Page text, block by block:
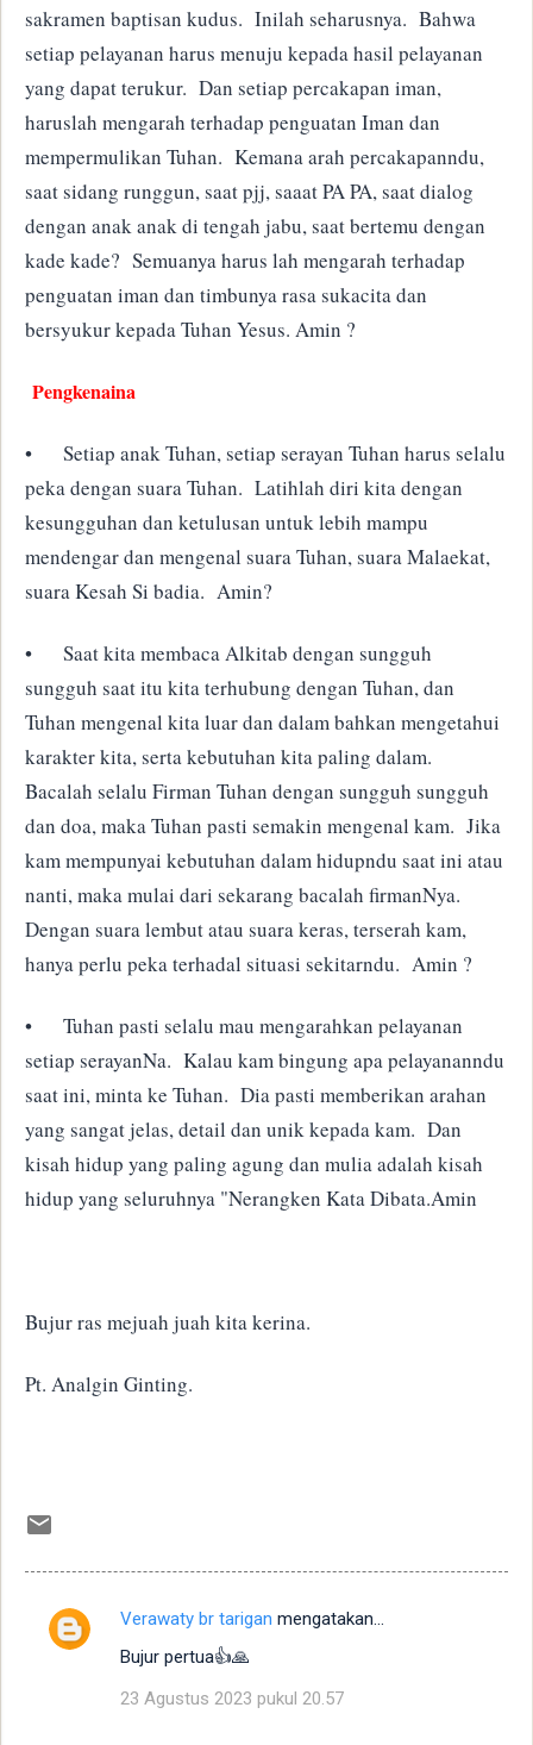
sakramen baptisan kudus. Inilah seharusnya. Bahwa
setiap pelayanan harus menuju kepada hasil pelayanan
yang dapat terukur. Dan setiap percakapan iman,
haruslah mengarah terhadap penguatan Iman dan
mempermulikan Tuhan. Kemana arah percakapanndu,
saat sidang runggun, saat pjj, saaat PA PA, saat dialog
dengan anak anak di tengah jabu, saat bertemu dengan
kade kade? Semuanya harus lah mengarah terhadap
penguatan iman dan timbunya rasa sukacita dan
bersyukur kepada Tuhan Yesus. Amin ?
Pengkenaina
•
Setiap anak Tuhan, setiap serayan Tuhan harus selalu
peka dengan suara Tuhan. Latihlah diri kita dengan
kesungguhan dan ketulusan untuk lebih mampu
mendengar dan mengenal suara Tuhan, suara Malaekat,
suara Kesah Si badia. Amin?
•
Saat kita membaca Alkitab dengan sungguh
sungguh saat itu kita terhubung dengan Tuhan, dan
Tuhan mengenal kita luar dan dalam bahkan mengetahui
karakter kita, serta kebutuhan kita paling dalam.
Bacalah selalu Firman Tuhan dengan sungguh sungguh
dan doa, maka Tuhan pasti semakin mengenal kam. Jika
kam mempunyai kebutuhan dalam hidupndu saat ini atau
nanti, maka mulai dari sekarang bacalah firmanNya.
Dengan suara lembut atau suara keras, terserah kam,
hanya perlu peka terhadal situasi sekitarndu. Amin ?
•
Tuhan pasti selalu mau mengarahkan pelayanan
setiap serayanNa. Kalau kam bingung apa pelayananndu
saat ini, minta ke Tuhan. Dia pasti memberikan arahan
yang sangat jelas, detail dan unik kepada kam. Dan
kisah hidup yang paling agung dan mulia adalah kisah
hidup yang seluruhnya "Nerangken Kata Dibata.Amin
Bujur ras mejuah juah kita kerina.
Pt. Analgin Ginting.
K
Verawaty br tarigan mengatakan…
Bujur pertua👍🙏
23 Agustus 2023 pukul 20.57